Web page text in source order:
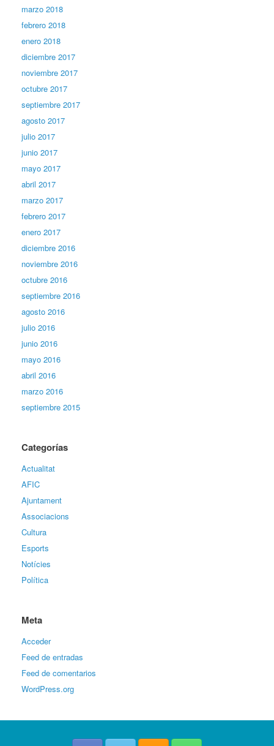
marzo 2018
febrero 2018
enero 2018
diciembre 2017
noviembre 2017
octubre 2017
septiembre 2017
agosto 2017
julio 2017
junio 2017
mayo 2017
abril 2017
marzo 2017
febrero 2017
enero 2017
diciembre 2016
noviembre 2016
octubre 2016
septiembre 2016
agosto 2016
julio 2016
junio 2016
mayo 2016
abril 2016
marzo 2016
septiembre 2015
Categorías
Actualitat
AFIC
Ajuntament
Associacions
Cultura
Esports
Notícies
Política
Meta
Acceder
Feed de entradas
Feed de comentarios
WordPress.org